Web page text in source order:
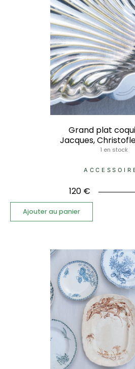
Grand plat
Jacques,
1 en stock
120 €
Ajouter au panier